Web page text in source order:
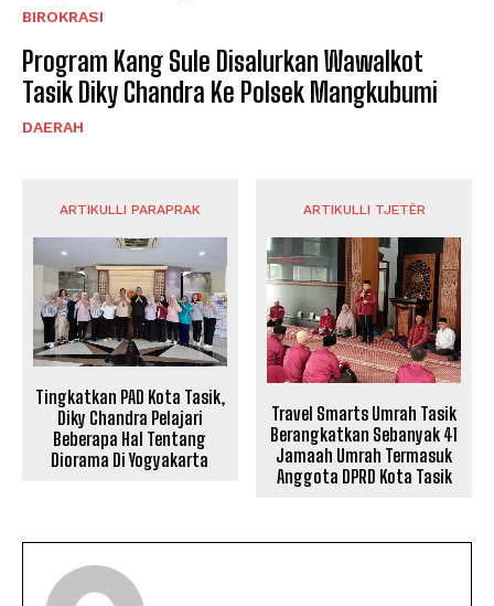
BIROKRASI
Program Kang Sule Disalurkan Wawalkot
Tasik Diky Chandra Ke Polsek Mangkubumi
DAERAH
ARTIKULLI PARAPRAK
Tingkatkan PAD Kota Tasik,
Diky Chandra Pelajari
Beberapa Hal Tentang
Diorama Di Yogyakarta
ARTIKULLI TJETËR
Travel Smarts Umrah Tasik
Berangkatkan Sebanyak 41
Jamaah Umrah Termasuk
Anggota DPRD Kota Tasik